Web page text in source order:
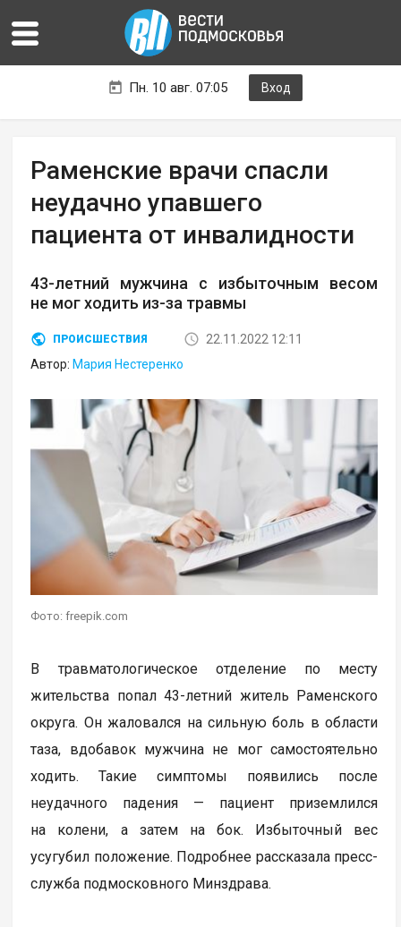
Пн. 10 авг. 07:05 Вход
Раменские врачи спасли
неудачно упавшего
пациента от инвалидности
43-летний мужчина с избыточным весом
не мог ходить из-за травмы
ПРОИСШЕСТВИЯ
22.11.2022 12:11
Автор: Мария Нестеренко
Фото: freepik.com
В травматологическое отделение по месту
жительства попал 43-летний житель Раменского
округа. Он жаловался на сильную боль в области
таза, вдобавок мужчина не мог самостоятельно
ходить. Такие симптомы появились после
неудачного падения — пациент приземлился
на колени, а затем на бок. Избыточный вес
усугубил положение. Подробнее рассказала пресс-
служба подмосковного Минздрава.